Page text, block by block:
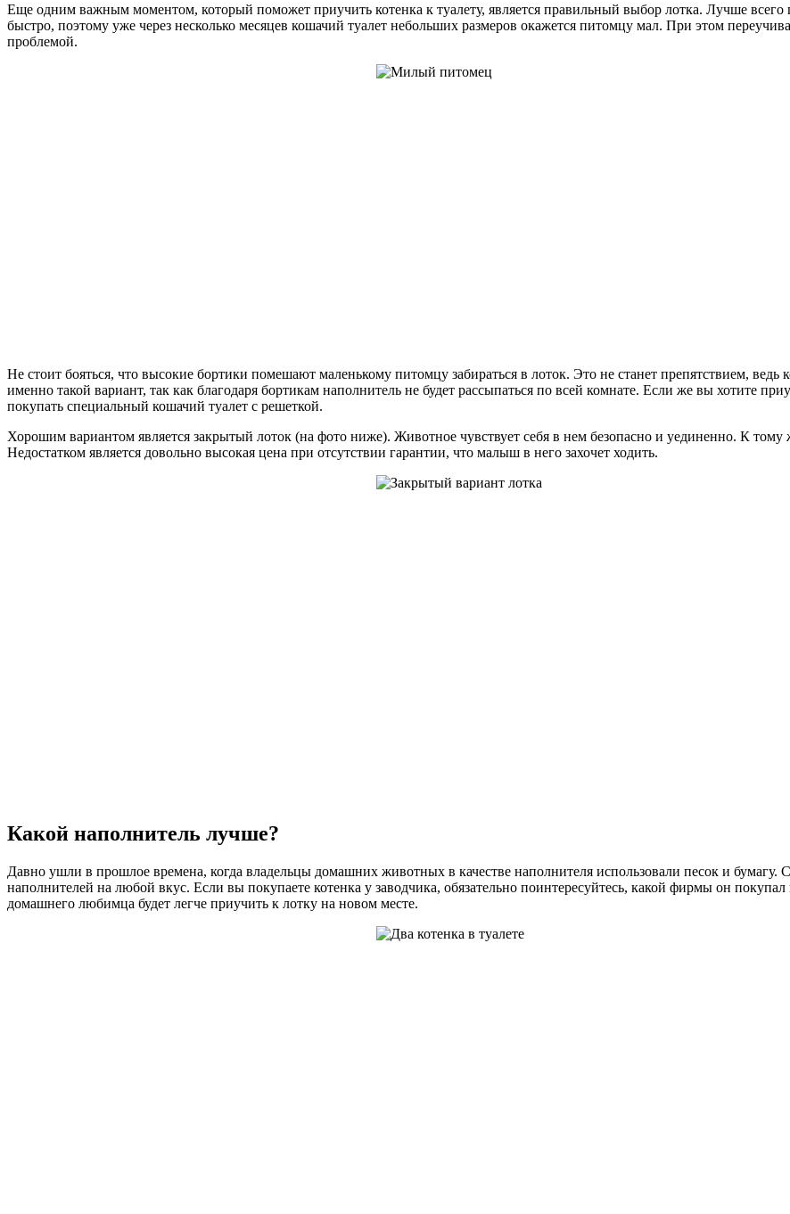
Еще одним важным моментом, который поможет приучить котенка к туалету, является правильный выбор лотка. Лучше всего
быстро, поэтому уже через несколько месяцев кошачий туалет небольших размеров окажется питомцу мал. При этом
проблемой.
Не стоит бояться, что высокие бортики помешают маленькому питомцу забираться в лоток. Это не станет препятствием,
именно такой вариант, так как благодаря бортикам наполнитель не будет рассыпаться по всей комнате. Если же вы хотите
покупать специальный кошачий туалет с решеткой.
Хорошим вариантом является закрытый лоток (на фото ниже). Животное чувствует себя в нем безопасно и уединенно. К тому
Недостатком является довольно высокая цена при отсутствии гарантии, что малыш в него захочет ходить.
Какой наполнитель лучше?
Давно ушли в прошлое времена, когда владельцы домашних животных в качестве наполнителя использовали песок и
наполнителей на любой вкус. Если вы покупаете котенка у заводчика, обязательно поинтересуйтесь, какой фирмы он
домашнего любимца будет легче приучить к лотку на новом месте.